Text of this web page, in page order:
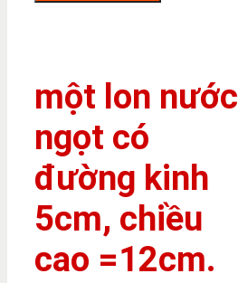
một lon nước
ngọt có
đường kinh
5cm, chiều
cao =12cm.